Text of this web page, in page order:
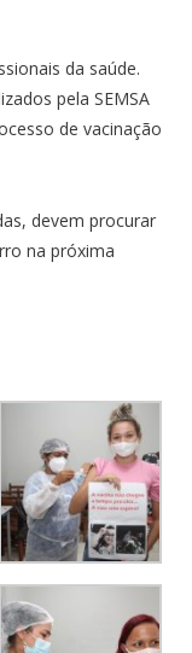
da saúde.
pela SEMSA
de vacinação
devem procurar
na próxima